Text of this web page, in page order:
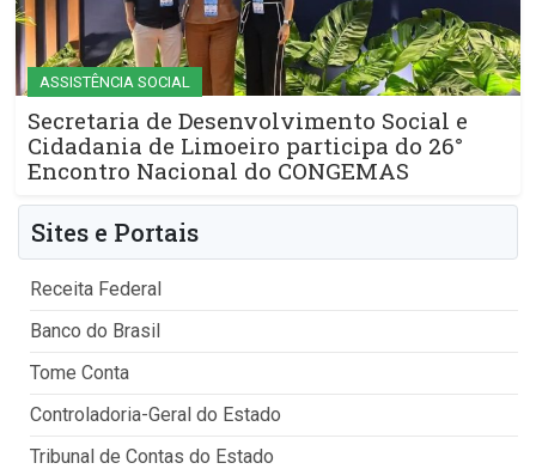
ASSISTÊNCIA SOCIAL
Secretaria de Desenvolvimento Social e
Cidadania de Limoeiro participa do 26°
Encontro Nacional do CONGEMAS
Sites e Portais
Receita Federal
Banco do Brasil
Tome Conta
Controladoria-Geral do Estado
Tribunal de Contas do Estado